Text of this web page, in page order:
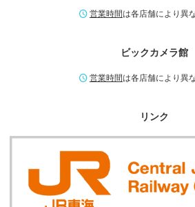
営業時間は各店舗により異
ビックカメラ館
営業時間は各店舗により異
リンク